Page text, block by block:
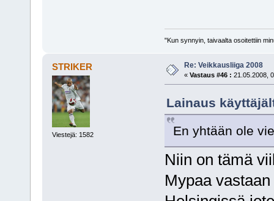
"Kun synnyin, taivaalta osoitettiin
STRIKER
Viestejä: 1582
Re: Veikkausliiga 2008
« Vastaus #46 : 21.05.2008,
Lainaus
En yhtään ole
Niin on tämä
Mypaa